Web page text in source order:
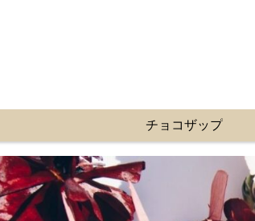
チョコザップ